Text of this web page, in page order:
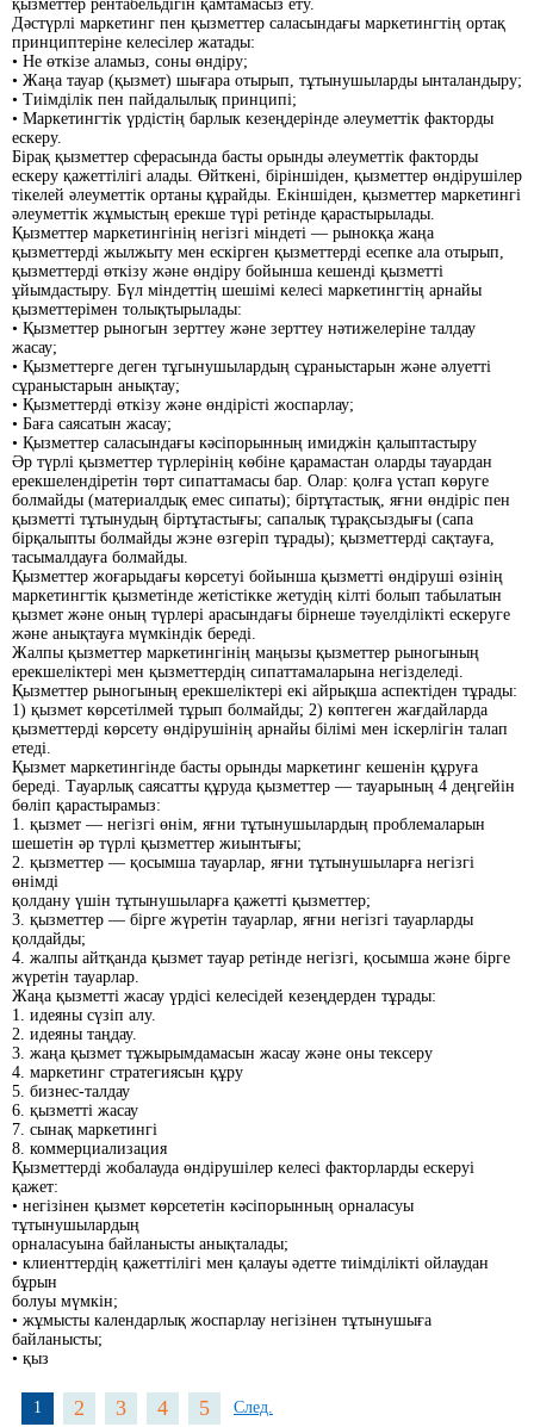
қызметтер рентабельдігін қамтамасыз ету.
Дәстүрлі маркетинг пен қызметтер саласындағы маркетингтің ортақ
принциптеріне келесілер жатады:
• Не өткізе аламыз, соны өндіру;
• Жаңа тауар (қызмет) шығара отырып, тұтынушыларды ынталандыру;
• Тиімділік пен пайдалылық принципі;
• Маркетингтік үрдістің барлык кезеңдерінде әлеуметтік факторды
ескеру.
Бірақ қызметтер сферасында басты орынды әлеуметтік факторды
ескеру қажеттілігі алады. Өйткені, біріншіден, қызметтер өндірушілер
тікелей әлеуметтік ортаны құрайды. Екіншіден, қызметтер маркетингі
әлеуметтік жұмыстың ерекше түрі ретінде қарастырылады.
Қызметтер маркетингінің негізгі міндеті — рынокқа жаңа
қызметтерді жылжыту мен ескірген қызметтерді есепке ала отырып,
қызметтерді өткізу және өндіру бойынша кешенді қызметтi
ұйымдастыру. Бүл міндеттің шешімі келесі маркетингтің арнайы
қызметтерімен толықтырылады:
• Қызметтер рыногын зерттеу және зерттеу нәтижелеріне талдау
жасау;
• Қызметтерге деген тұгынушылардың сұраныстарын және әлуетті
сұраныстарын анықтау;
• Қызметтерді өткізу және өндірісті жоспарлау;
• Баға саясатын жасау;
• Қызметтер саласындағы кәсiпорынның имиджiн қалыптастыру
Әр түрлі қызметтер түрлерінiң көбіне қарамастан оларды тауардан
ерекшелендіретін төрт сипаттамасы бар. Олар: қолға үстап көруге
болмайды (материалдық емес сипаты); біртұтастық, яғни өндіріс пен
қызметті тұтынудың біртұтастығы; сапалық тұрақсыздығы (сапа
бірқалыпты болмайды жэне өзгеріп тұрады); қызметтерді сақтауға,
тасымалдауға болмайды.
Қызметтер жоғарыдағы көрсетуі бойынша қызметті өндіруші өзінің
маркетингтік қызметінде жетістікке жетудің кілті болып табылатын
қызмет және оның түрлері арасындағы бірнеше тәуелділікті ескеруге
және анықтауға мүмкіндік береді.
Жалпы қызметтер маркетингінің маңызы қызметтер рыногының
ерекшеліктері мен қызметтердің сипаттамаларына негізделеді.
Қызметтер рыногының ерекшеліктері екі айрықша аспектіден тұрады:
1) қызмет көрсетілмей тұрып болмайды; 2) көптеген жағдайларда
қызметтерді көрсету өндірушінің арнайы білімі мен іскерлігін талап
етеді.
Қызмет маркетингінде басты орынды маркетинг кешенін құруға
береді. Тауарлық саясатты құруда қызметтер — тауарының 4 деңгейін
бөліп қарастырамыз:
1. қызмет — негізгі өнім, яғни тұтынушылардың проблемаларын
шешетін әр түрлі қызметтер жиынтығы;
2. қызметтер — қосымша тауарлар, яғни тұтынушыларға негізгi
өнімді
қолдану үшін тұтынушыларға қажетті қызметтер;
3. қызметтер — бірге жүретін тауарлар, яғни негізгі тауарларды
қолдайды;
4. жалпы айтқанда қызмет тауар ретінде негізгі, қосымша және бірге
жүретін тауарлар.
Жаңа қызметті жасау үрдісі келесідей кезеңдерден тұрады:
1. идеяны сүзіп алу.
2. идеяны таңдау.
3. жаңа қызмет тұжырымдамасын жасау және оны тексеру
4. маркетинг стратегиясын құру
5. бизнес-талдау
6. қызметті жасау
7. сынақ маркетингі
8. коммерциализация
Қызметтерді жобалауда өндірушілер келесі факторларды ескеруі
қажет:
• негізінен қызмет көрсететін кәсіпорынның орналасуы
тұтынушылардың
орналасуына байланысты анықталады;
• клиенттердің қажеттілігі мен қалауы әдетте тиімділікті ойлаудан
бұрын
болуы мүмкін;
• жұмысты календарлық жоспарлау негізінен тұтынушыға
байланысты;
• қыз
1 2 3 4 5 След.